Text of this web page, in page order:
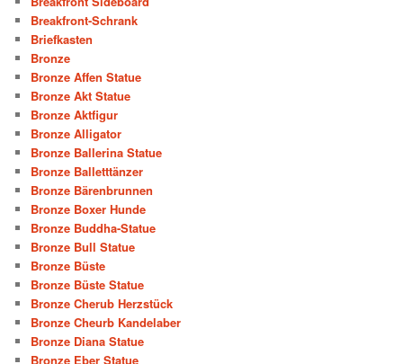
Breakfront-Schrank
Briefkasten
Bronze
Bronze Affen Statue
Bronze Akt Statue
Bronze Aktfigur
Bronze Alligator
Bronze Ballerina Statue
Bronze Balletttänzer
Bronze Bärenbrunnen
Bronze Boxer Hunde
Bronze Buddha-Statue
Bronze Bull Statue
Bronze Büste
Bronze Büste Statue
Bronze Cherub Herzstück
Bronze Cheurb Kandelaber
Bronze Diana Statue
Bronze Eber Statue